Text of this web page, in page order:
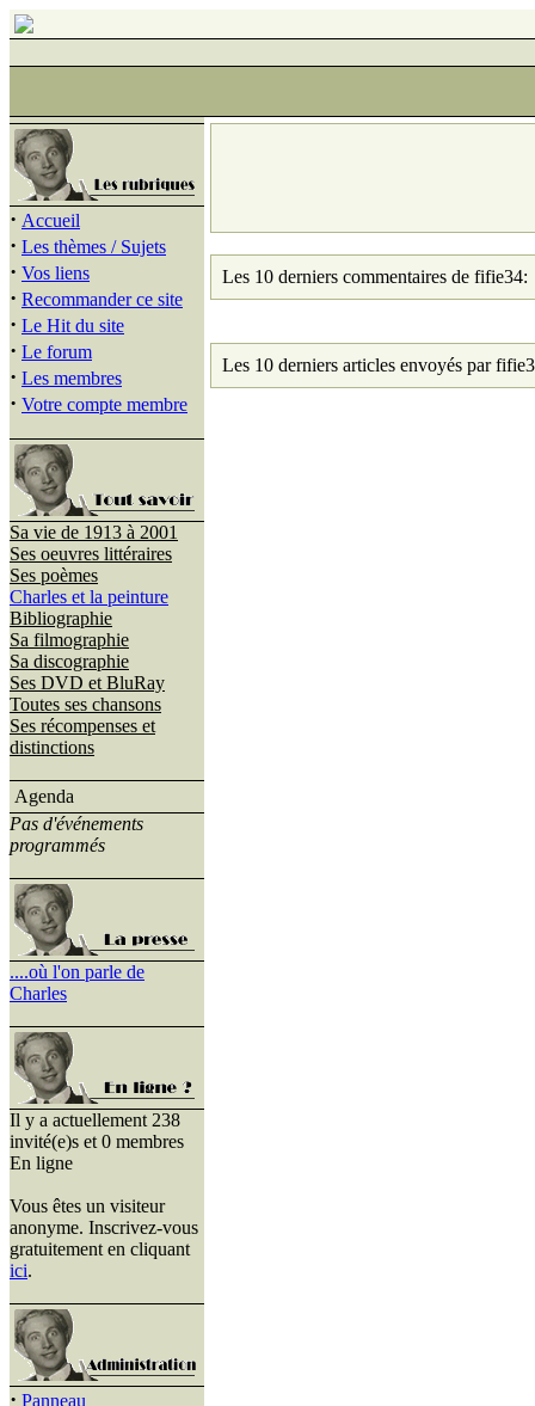
· Accueil
· Les thèmes / Sujets
· Vos liens
· Recommander ce site
· Le Hit du site
· Le forum
· Les membres
· Votre compte membre
Sa vie de 1913 à 2001
Ses oeuvres littéraires
Ses poèmes
Charles et la peinture
Bibliographie
Sa filmographie
Sa discographie
Ses DVD et BluRay
Toutes ses chansons
Ses récompenses et
distinctions
Agenda
Pas d'événements
programmés
....où l'on parle de
Charles
Il y a actuellement 238
invité(e)s et 0 membres
En ligne
Vous êtes un visiteur
anonyme. Inscrivez-vous
gratuitement en cliquant
ici.
· Panneau
Les 10 derniers commentaires de fifie34:
Les 10 derniers articles envoyés par